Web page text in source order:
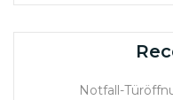
Notfall-